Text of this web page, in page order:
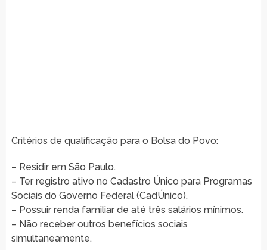
Critérios de qualificação para o Bolsa do Povo:
– Residir em São Paulo.
– Ter registro ativo no Cadastro Único para Programas
Sociais do Governo Federal (CadÚnico).
– Possuir renda familiar de até três salários mínimos.
– Não receber outros benefícios sociais
simultaneamente.